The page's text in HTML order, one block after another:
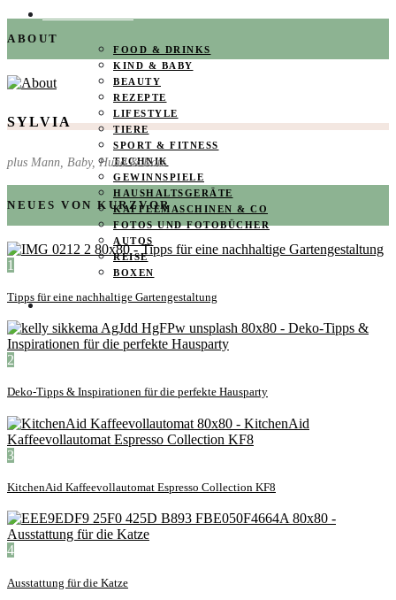
FOOD & DRINKS
KIND & BABY
BEAUTY
REZEPTE
LIFESTYLE
TIERE
SPORT & FITNESS
TECHNIK
GEWINNSPIELE
HAUSHALTSGERÄTE
KAFFEEMASCHINEN & CO
FOTOS UND FOTOBÜCHER
AUTOS
REISE
BOXEN
KIND & KEGEL
ABOUT
SYLVIA
plus Mann, Baby, Hund & Katz
NEUES VON KURZVOR
1
Tipps für eine nachhaltige Gartengestaltung
2
Deko-Tipps & Inspirationen für die perfekte Hausparty
3
KitchenAid Kaffeevollautomat Espresso Collection KF8
4
Ausstattung für die Katze